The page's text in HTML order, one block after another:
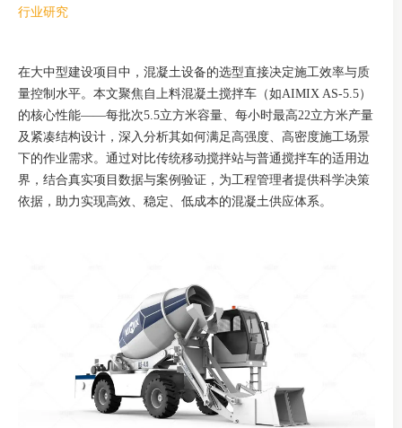
行业研究
在大中型建设项目中，混凝土设备的选型直接决定施工效率与质
量控制水平。本文聚焦自上料混凝土搅拌车（如AIMIX AS-5.5）
的核心性能——每批次5.5立方米容量、每小时最高22立方米产量
及紧凑结构设计，深入分析其如何满足高强度、高密度施工场景
下的作业需求。通过对比传统移动搅拌站与普通搅拌车的适用边
界，结合真实项目数据与案例验证，为工程管理者提供科学决策
依据，助力实现高效、稳定、低成本的混凝土供应体系。